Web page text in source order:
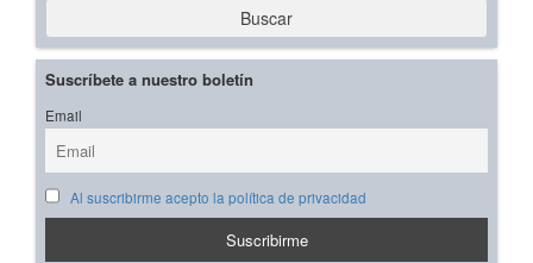
Buscar
Suscríbete a nuestro boletín
Email
Al suscribirme acepto la política de privacidad